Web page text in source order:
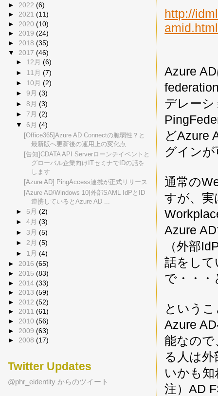
http://
amid.html
Azure
デレー
どAzure
グイン
通常の
すが、実
Azure
（外部
話をし
で・・
という
Azure
能なので
る人は
いかも
注）AD
► 2022 (6)
► 2021 (11)
► 2020 (10)
► 2019 (24)
► 2018 (35)
▼ 2017 (46)
► 12月(6)
► 11月(7)
► 10月(2)
►9月(3)
►8月(3)
►7月(2)
▼6月(4)
[Office365]Azure AD Connectの脆弱性？と
最新版へ更新後の運用上の変化点
[告知]CDATA API Serverローンチイベントと
グローバル企業向けITセミナでIDの話を
します
[Azure AD] PingAccess連携が正式リリース
[Azure AD/Windows 10]外部SAML IdPとID
連携しているとAzure AD ...
► 5月(2)
►4月(3)
► 3月(5)
►2月(5)
► 1月(4)
► 2016 (65)
► 2015 (83)
► 2014 (33)
► 2013 (59)
► 2012 (52)
► 2011 (61)
► 2010 (56)
► 2009 (63)
► 2008 (17)
Twitter Updates
@phr_eidentity からのツイート